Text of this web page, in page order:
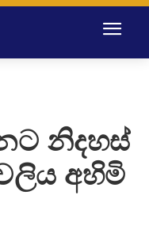
නිදහස්
අහිමි